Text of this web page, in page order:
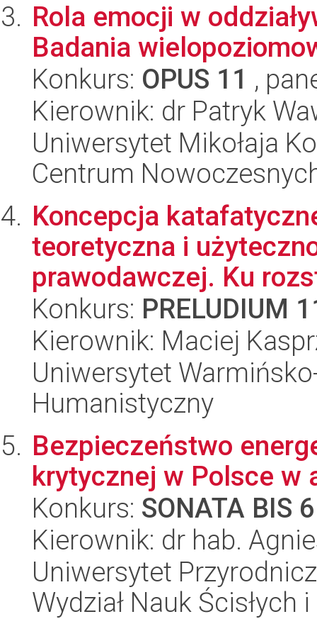
Rola emocji w
Badania
Konkurs: OPUS 11 ,
Kierownik: dr Patryk
Uniwersytet Mikołaja
Centrum
Koncepcja
teoretyczna i
prawodawczej. Ku
Konkurs: PRELUDIUM
Kierownik: Maciej
Uniwersytet
Humanistyczny
Bezpieczeństwo
krytycznej w Polsce w
Konkurs: SONATA BIS 6
Kierownik: dr hab.
Uniwersytet
Wydział Nauk Ścisłych